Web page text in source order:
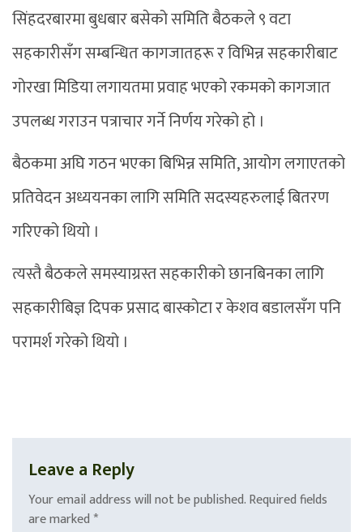
सिंहदरबारमा बुधबार बसेको समिति बैठकले ९ वटा
सहकारीसँग सम्बन्धित कागजातहरू र विभिन्न सहकारीबाट
गोरखा मिडिया लगायतमा प्रवाह भएको रकमको कागजात
उपलब्ध गराउन पत्राचार गर्ने निर्णय गरेको हो ।
बैठकमा अघि गठन भएका बिभिन्न समिति, आयोग लगाएतको
प्रतिवेदन अध्ययनका लागि समिति सदस्यहरुलाई बितरण
गरिएको थियो ।
त्यस्तै बैठकले समस्याग्रस्त सहकारीको छानबिनका लागि
सहकारीबिज्ञ दिपक प्रसाद बास्कोटा र केशव बडालसँग पनि
परामर्श गरेको थियो ।
Leave a Reply
Your email address will not be published.Required fields
are marked *